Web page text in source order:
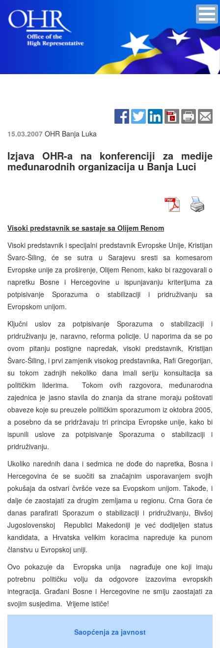
15.03.2007 OHR Banja Luka
Izjava OHR-a na konferenciji za medije
međunarodnih organizacija u Banja Luci
Visoki predstavnik se sastaje sa Olijem Renom
Visoki predstavnik i specijalni predstavnik Evropske Unije, Kristijan
Švarc-Šiling, će se sutra u Sarajevu sresti sa komesarom
Evropske unije za proširenje, Olijem Renom, kako bi razgovarali o
napretku Bosne i Hercegovine u ispunjavanju kriterijuma za
potpisivanje Sporazuma o stabilizaciji i pridruživanju sa
Evropskom unijom.
Ključni uslov za potpisivanje Sporazuma o stabilizaciji i
pridruživanju je, naravno, reforma policije. U naporima da se po
ovom pitanju postigne napredak, visoki predstavnik, Kristijan
Švarc-Šiling, i prvi zamjenik visokog predstavnika, Rafi Gregorijan,
su tokom zadnjih nekoliko dana imali seriju konsultacija sa
političkim liderima. Tokom ovih razgovora, međunarodna
zajednica je jasno stavila do znanja da strane moraju poštovati
obaveze koje su preuzele političkim sporazumom iz oktobra 2005,
a posebno da se pridržavaju tri principa Evropske unije, kako bi
ispunili uslove za potpisivanje Sporazuma o stabilizaciji i
pridruživanju.
Ukoliko narednih dana i sedmica ne dođe do napretka, Bosna i
Hercegovina će se suočiti sa značajnim usporavanjem svojih
pokušaja da ostvari čvršće veze sa Evopskom unijom. Takođe, i
dalje će zaostajati za drugim zemljama u regionu. Crna Gora će
danas parafirati Sporazum o stabilizaciji i pridruživanju, Bivšoj
Jugoslovenskoj Republici Makedoniji je već dodijeljen status
kandidata, a Hrvatska velikim koracima napreduje ka punom
članstvu u Evropskoj uniji.
Ovo pokazuje da Evropska unija nagrađuje one koji imaju
potrebnu političku volju da odgovore izazovima evropskih
integracija. Građani Bosne i Hercegovine ne smiju zaostajati za
svojim susjedima. Vrijeme ističe!
Saopćenja za javnost